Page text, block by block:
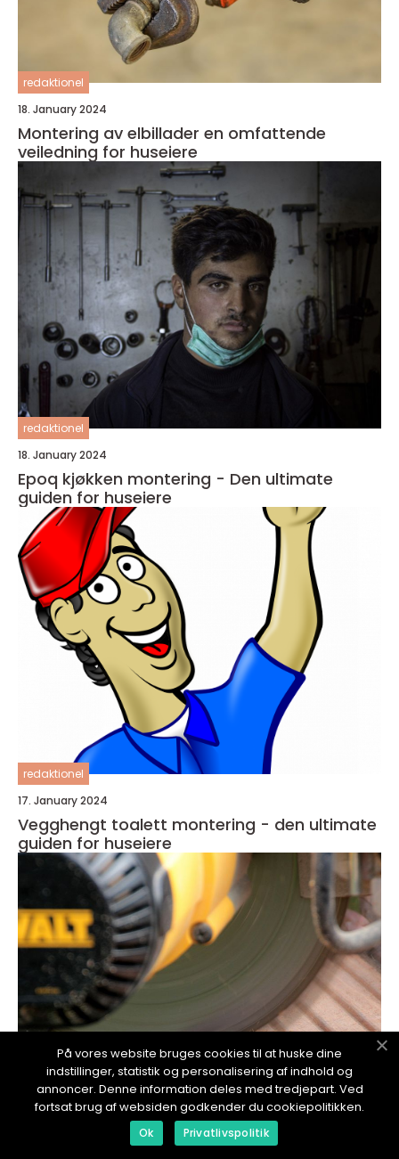
redaktionel
18. January 2024
Montering av elbillader en omfattende
veiledning for huseiere
redaktionel
18. January 2024
Epoq kjøkken montering - Den ultimate
guiden for huseiere
redaktionel
17. January 2024
Vegghengt toalett montering - den ultimate
guiden for huseiere
På vores website bruges cookies til at huske dine
indstillinger, statistik og personalisering af indhold og
annoncer. Denne information deles med tredjepart. Ved
fortsat brug af websiden godkender du cookiepolitikken.
Ok Privatlivspolitik